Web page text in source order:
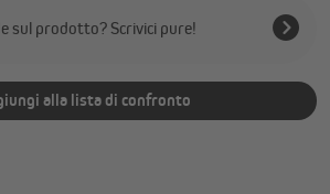
sul prodotto? Scrivici pure!
alla lista di confronto